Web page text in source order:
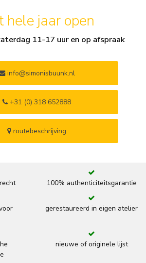
hele jaar open
11-17 uur en op afspraak
info@simonisbuunk.nl
+31 (0) 318 652888
routebeschrijving
100% authenticiteitsgarantie
gerestaureerd in eigen atelier
nieuwe of originele lijst